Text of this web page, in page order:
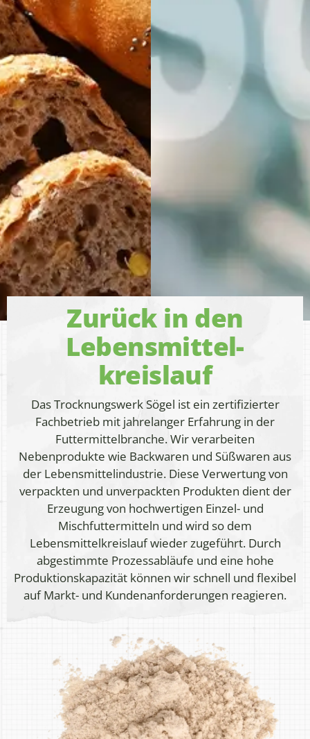
Zurück in den
Lebens­mittel­
kreislauf
Das Trocknungswerk Sögel ist ein zertifizierter
Fachbetrieb mit jahrelanger Erfahrung in der
Futtermittelbranche. Wir verarbeiten
Nebenprodukte wie Backwaren und Süßwaren aus
der Lebensmittelindustrie. Diese Verwertung von
verpackten und unverpackten Produkten dient der
Erzeugung von hochwertigen Einzel- und
Mischfuttermitteln und wird so dem
Lebensmittelkreislauf wieder zugeführt. Durch
abgestimmte Prozessabläufe und eine hohe
Produktionskapazität können wir schnell und flexibel
auf Markt- und Kundenanforderungen reagieren.